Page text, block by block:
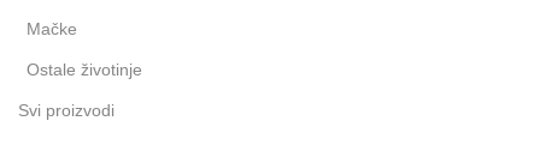
Mačke
Ostale životinje
Svi proizvodi